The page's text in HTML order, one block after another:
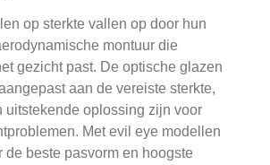
op sterkte vallen op door hun
montuur die
gezicht past. De optische glazen
aan de vereiste sterkte,
uitstekende oplossing zijn voor
Met evil eye modellen
de beste pasvorm en hoogste